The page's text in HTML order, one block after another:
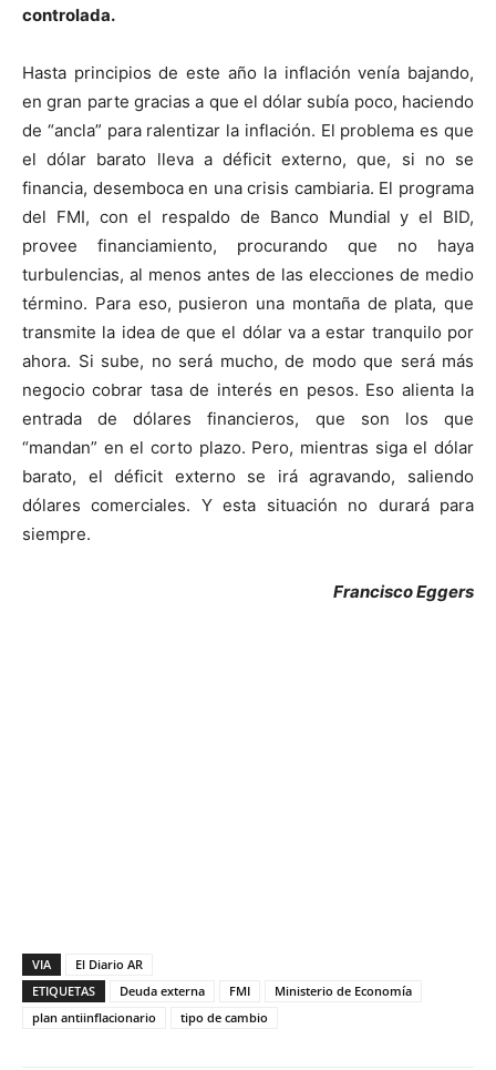
controlada.
Hasta principios de este año la inflación venía bajando,
en gran parte gracias a que el dólar subía poco, haciendo
de “ancla” para ralentizar la inflación. El problema es que
el dólar barato lleva a déficit externo, que, si no se
financia, desemboca en una crisis cambiaria. El programa
del FMI, con el respaldo de Banco Mundial y el BID,
provee financiamiento, procurando que no haya
turbulencias, al menos antes de las elecciones de medio
término. Para eso, pusieron una montaña de plata, que
transmite la idea de que el dólar va a estar tranquilo por
ahora. Si sube, no será mucho, de modo que será más
negocio cobrar tasa de interés en pesos. Eso alienta la
entrada de dólares financieros, que son los que
“mandan” en el corto plazo. Pero, mientras siga el dólar
barato, el déficit externo se irá agravando, saliendo
dólares comerciales. Y esta situación no durará para
siempre.
Francisco Eggers
VIA
El Diario AR
ETIQUETAS
Deuda externa FMI
Ministerio de Economía
plan antiinflacionario
tipo de cambio